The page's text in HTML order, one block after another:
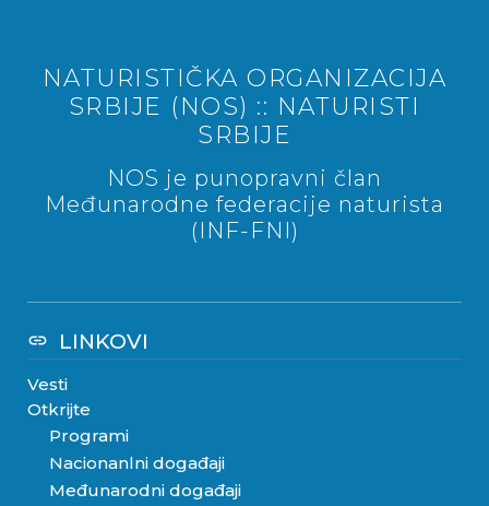
NATURISTIČKA ORGANIZACIJA
SRBIJE (NOS) :: NATURISTI
SRBIJE
NOS je punopravni član
Međunarodne federacije naturista
(INF-FNI)
link LINKOVI
Vesti
Otkrijte
Programi
Nacionanlni događaji
Međunarodni događaji